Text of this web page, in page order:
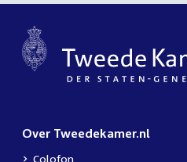
Over Tweedekamer.nl
Colofon